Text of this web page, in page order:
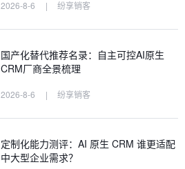
2026-8-6 | 纷享销客
国产化替代推荐名录：自主可控AI原生
CRM厂商全景梳理
2026-8-6 | 纷享销客
定制化能力测评：AI 原生 CRM 谁更适配
中大型企业需求？